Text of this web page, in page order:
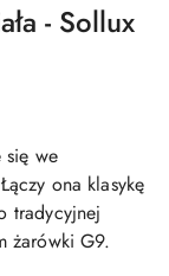
- Sollux
się we
ona klasykę
tradycyjnej
żarówki G9.